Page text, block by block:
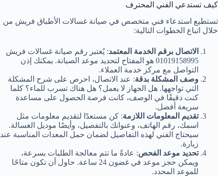
كيف تستدعي الفني المحترف
تستطيع استدعاء فني متخصص في صيانة غسالات الأطباق فريش من
خلال اتباع الخطوات التالية:
الاتصال برقم الخدمة المعتمد: يُعتبر رقم صيانة غسالات فريش
01019158995 هو المفتاح لتحديد موعد الصيانة. يمكنك إذن
التواصل مع مركز خدمة العملاء.
وصف المشكلة بدقة: عند الاتصال، احرص على شرح المشكلة
التي تواجهها. هل الجهاز لا يعمل؟ هل هناك تسرب للماء؟ كلما
كنت دقيقًا في الوصف، كانت فرصة الحصول على مساعدة
سريعة أفضل.
تقديم المعلومات اللازمة: كن مستعدًا لتقديم معلومات مثل
اسمك، رقم الهاتف، وعنوانك بالتفصيل، وأيضًا موديل الغسالة.
سيحتاج الفني لهذه التفاصيل لضمان حمل المعدات المناسبة عند
زيارة.
تحديد موعد الفحص: عادةً ما تتم معالجة الطلبات بسرعة،
ويمكن حجز موعد في غضون 24 ساعة. حاول أن تكون متاحًا
للموعد المحدد.